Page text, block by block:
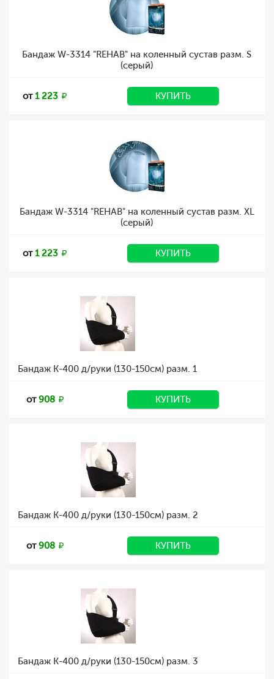
Бандаж W-3314 "REHAB" на коленный сустав разм. S
(серый)
от1 223 КУПИТЬ
Бандаж W-3314 "REHAB" на коленный сустав разм. XL
(серый)
от1 223 КУПИТЬ
Бандаж К-400 д/руки (130-150см) разм. 1
от908 КУПИТЬ
Бандаж К-400 д/руки (130-150см) разм. 2
от908 КУПИТЬ
Бандаж К-400 д/руки (130-150см) разм. 3